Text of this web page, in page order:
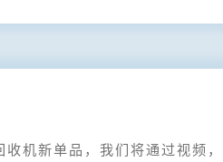
机新单品，我们将通过视频，